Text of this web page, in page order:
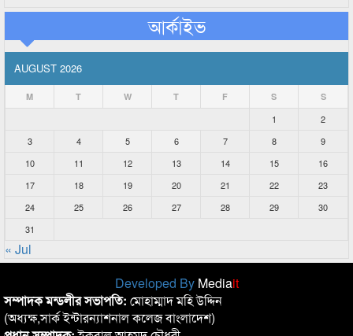
আর্কাইভ
AUGUST 2026
M T W T F S S
1
2
3
4 5 6 7 8
9
10
11 12 13 14 15
16
17
18 19 20 21 22
23
24
25 26 27 28 29
30
31
« Jul
Developed By Mediait
সম্পাদক মন্ডলীর সভাপতি: মোহাম্মাদ মহি উদ্দিন
(অধ্যক্ষ,সার্ক ইন্টারন্যাশনাল কলেজ বাংলাদেশ)